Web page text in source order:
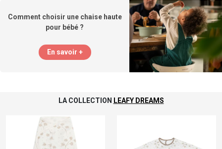
Comment choisir une chaise haute
pour bébé ?
En savoir +
LA COLLECTION LEAFY DREAMS